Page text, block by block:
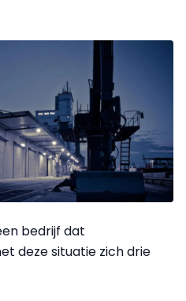
bedrijf dat
deze situatie zich drie